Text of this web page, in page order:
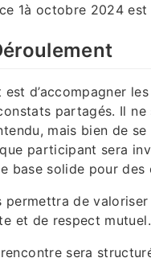
1à octobre 2024
est d’accompagner
partagés. Il ne
mais bien de
participant sera
base solide pour
permettra de
et de respect mutuel.
sera